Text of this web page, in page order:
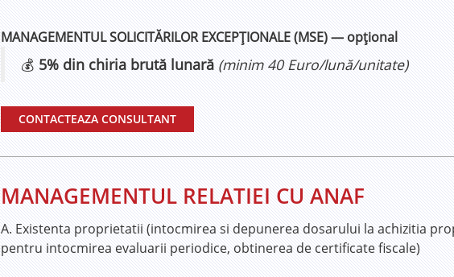
MANAGEMENTUL SOLICITĂRILOR EXCEPȚIONALE (MSE) — opțional
💰5% din chiria brută lunară (minim 40 Euro/lună/unitate)
CONTACTEAZA CONSULTANT
MANAGEMENTUL RELATIEI CU ANAF
A. Existenta proprietatii (intocmirea si depunerea dosarului la achizitia
pentru intocmirea evaluarii periodice, obtinerea de certificate fiscale)